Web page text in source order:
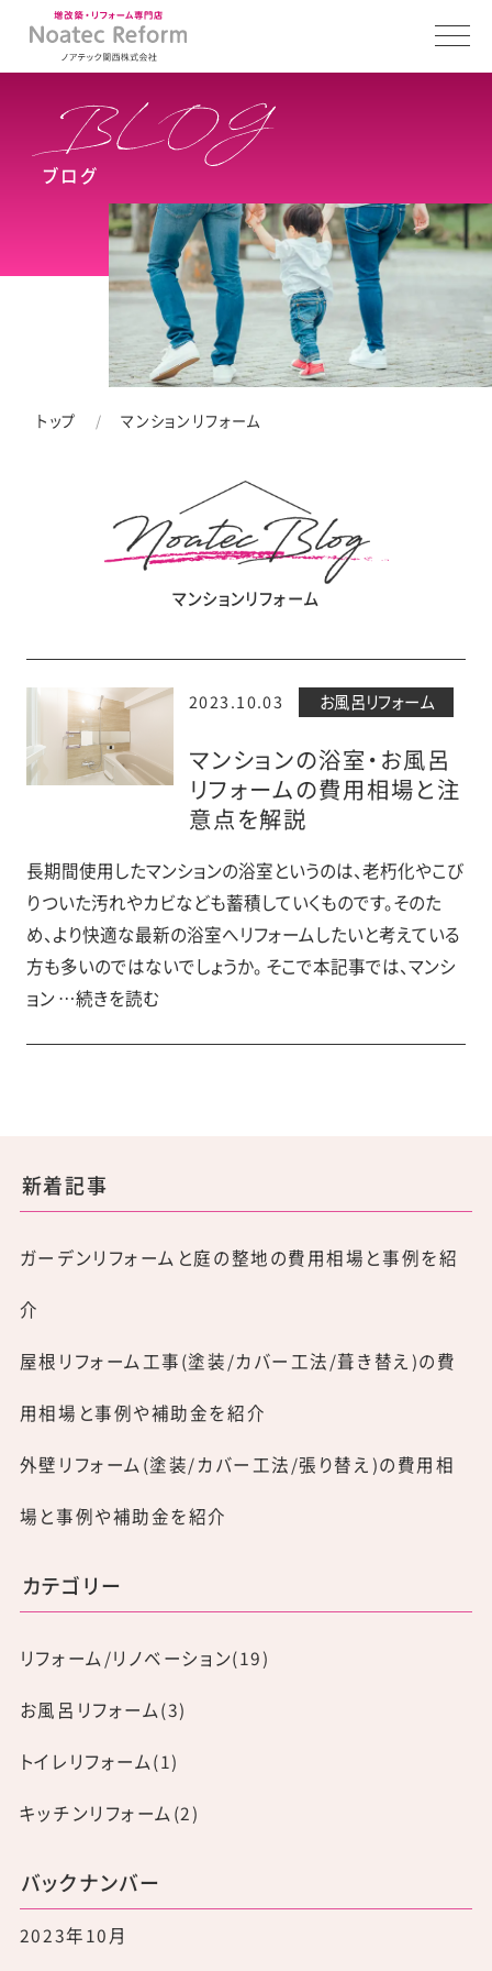
ブログ
トップ マンションリフォーム
マンションリフォーム
2023.10.03 お風呂リフォーム
マンションの浴室・お風呂
リフォームの費用相場と注
意点を解説
長期間使用したマンションの浴室というのは、老朽化やこび
りついた汚れやカビなども蓄積していくものです。そのた
め、より快適な最新の浴室へリフォームしたいと考えている
方も多いのではないでしょうか。 そこで本記事では、マンシ
ョン …続きを読む
新着記事
ガーデンリフォームと庭の整地の費用相場と事例を紹
介
屋根リフォーム工事(塗装/カバー工法/葺き替え)の費
用相場と事例や補助金を紹介
外壁リフォーム(塗装/カバー工法/張り替え)の費用相
場と事例や補助金を紹介
カテゴリー
リフォーム/リノベーション(19)
お風呂リフォーム(3)
トイレリフォーム(1)
キッチンリフォーム(2)
バックナンバー
2023年10月